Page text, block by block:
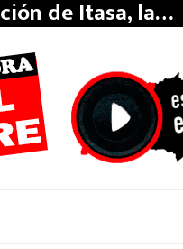
de Itasa, la…